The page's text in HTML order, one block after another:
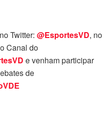
Twitter: @EsportesVD, no
Canal do
e venham participar
de